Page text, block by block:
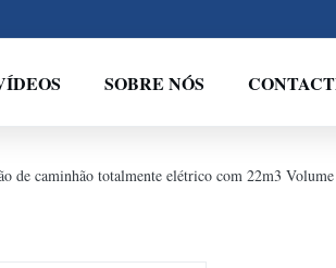
SOBRE NÓS
de caminhão totalmente elétrico com 22m3